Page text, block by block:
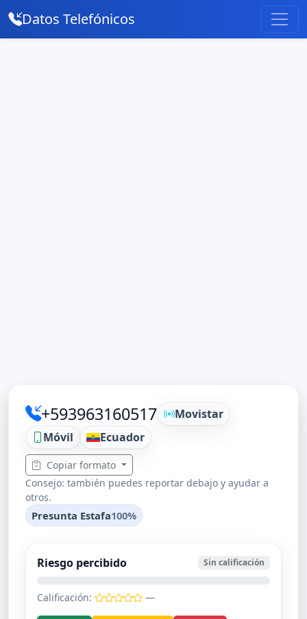
Datos Telefónicos
+593963160517
Movistar
Móvil
Ecuador
Copiar formato
Consejo: también puedes reportar debajo y ayudar a
otros.
Presunta Estafa100%
Riesgo percibido Sin calificación
Calificación: —